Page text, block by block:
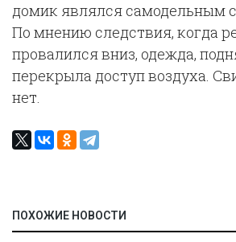
домик являлся самодельным
По мнению следствия, когда
провалился вниз, одежда,
перекрыла доступ воздуха.
нет.
ПОХОЖИЕ НОВОСТИ